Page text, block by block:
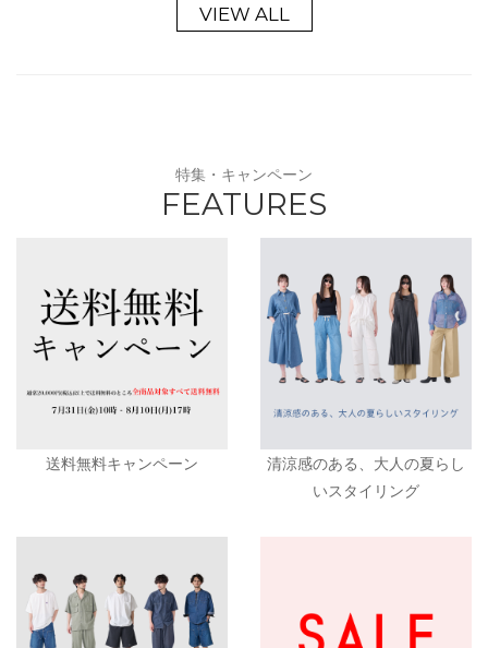
VIEW ALL
特集・キャンペーン
FEATURES
送料無料キャンペーン
清涼感のある、大人の夏らし
いスタイリング